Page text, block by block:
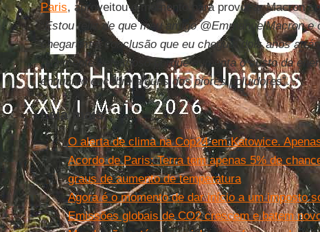
Paris, aproveitou o momento para provocar Macron
Estou feliz de que meu amigo @EmmanuelMacron
chegaram à conclusão que eu cheguei dois anos
fatalmente defeituoso porque aumenta o custo da
enquanto encobre alguns dos piores poluidores”.
Leia mais
O alerta de clima na Cop24 em Katowice.
Acordo de Paris: Terra tem apenas 5% de
graus de aumento de temperatura
Agora é o momento de dar início a um imposto
Emissões globais de CO2 crescem e batem